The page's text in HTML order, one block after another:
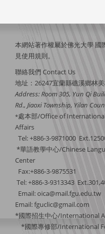
本網站著作權屬於佛光大學 國
見使用規則。
聯絡我們 Contact Us
地址：26247宜蘭縣礁溪鄉林
Address: Room 305, Yun Qi
Rd., Jiaoxi Township, Yilan
*處本部/Office of
Affairs
Tel: +886-3-9871000
*華語教學中心/Chinese
Center
Fax:+886-3-
Tel: +886-3-9313343
Email:oica@mail.fgu.edu.tw
Email: fguclic@gmail.com
*國際招生中心/
*國際專修部/International